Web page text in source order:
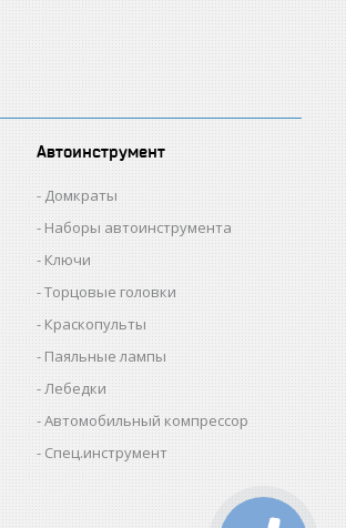
Автоинструмент
Домкраты
Наборы автоинструмента
Ключи
Торцовые головки
Краскопульты
Паяльные лампы
Лебедки
Автомобильный компрессор
Спец.инструмент